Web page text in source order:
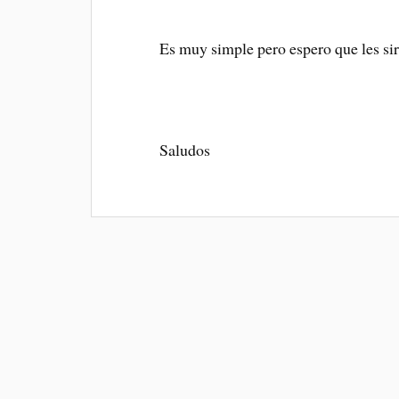
Es muy simple pero espero que les
Saludos